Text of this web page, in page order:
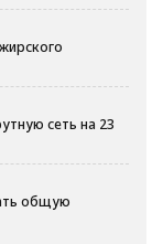
сеть на 23
общую